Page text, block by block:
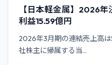
【日本軽金属】2026
利益15.59億円
2026年3月期の連結売上高
社株主に帰属する当...